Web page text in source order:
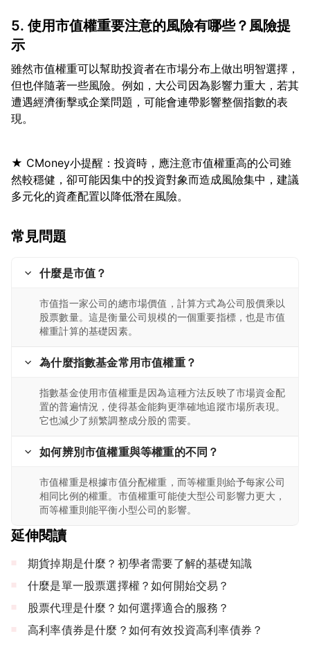
5. 使用市值權重要注意的風險有哪些？風險提
示
雖然市值權重可以幫助投資者在市場分布上做出明智選擇，
但也伴隨著一些風險。例如，大公司因為影響力重大，若其
遭遇經濟衝擊或企業問題，可能會連帶影響整個指數的表
★ CMoney小提醒：投資時，應注意市值權重高的公司雖
然較穩健，卻可能因集中的投資對象而造成風險集中，建議
常見問題
什麼是市值？
市值指一家公司的總市場價值，計算方式為公司股價乘以
股票數量。這是衡量公司規模的一個重要指標，也是市值
權重計算的基礎因素。
為什麼指數基金常用市值權重？
指數基金使用市值權重是因為這種方法反映了市場資金配
置的普遍情況，使得基金能夠更準確地追蹤市場所表現。
它也減少了頻繁調整成分股的需要。
如何辨別市值權重與等權重的不同？
市值權重是根據市值分配權重，而等權重則給予每家公司
相同比例的權重。市值權重可能使大型公司影響力更大，
而等權重則能平衡小型公司的影響。
延伸閱讀
期貨掉期是什麼？初學者需要了解的基礎知識
什麼是單一股票選擇權？如何開始交易？
股票代理是什麼？如何選擇適合的服務？
高利率債券是什麼？如何有效投資高利率債券？